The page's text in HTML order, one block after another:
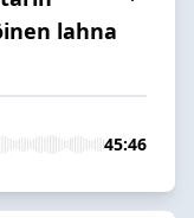
lahna
45:46